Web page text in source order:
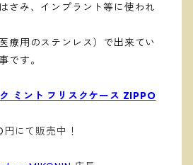
さみ、インプラント等に使われ
療用のステンレス）で出来てい
です。
ミント フリスクケース ZIPPO
にて販売中！